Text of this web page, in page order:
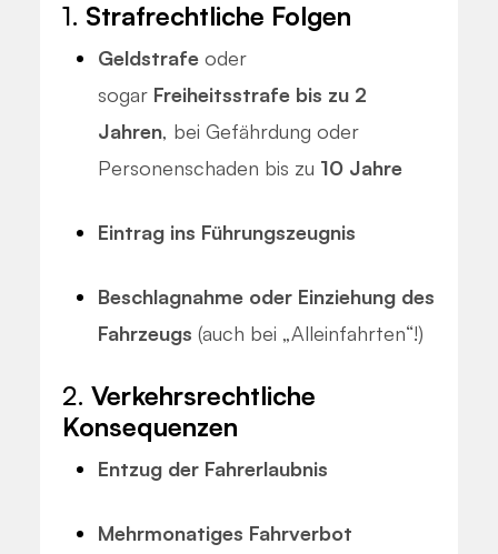
1. Strafrechtliche Folgen
Geldstrafe oder
sogar Freiheitsstrafe bis zu 2
Jahren, bei Gefährdung oder
Personenschaden bis zu 10 Jahre
Eintrag ins Führungszeugnis
Beschlagnahme oder Einziehung des
Fahrzeugs (auch bei „Alleinfahrten“!)
2. Verkehrsrechtliche
Konsequenzen
Entzug der Fahrerlaubnis
Mehrmonatiges Fahrverbot